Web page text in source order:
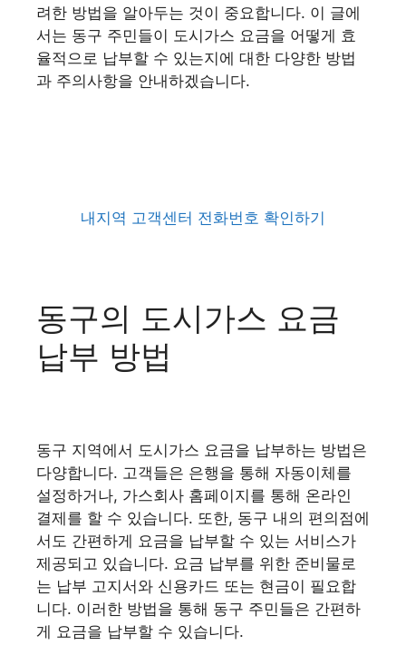
려한 방법을 알아두는 것이 중요합니다. 이 글에
서는 동구 주민들이 도시가스 요금을 어떻게 효
율적으로 납부할 수 있는지에 대한 다양한 방법
과 주의사항을 안내하겠습니다.
내지역 고객센터 전화번호 확인하기
동구의 도시가스 요금
납부 방법
동구 지역에서 도시가스 요금을 납부하는 방법은
다양합니다. 고객들은 은행을 통해 자동이체를
설정하거나, 가스회사 홈페이지를 통해 온라인
결제를 할 수 있습니다. 또한, 동구 내의 편의점에
서도 간편하게 요금을 납부할 수 있는 서비스가
제공되고 있습니다. 요금 납부를 위한 준비물로
는 납부 고지서와 신용카드 또는 현금이 필요합
니다. 이러한 방법을 통해 동구 주민들은 간편하
게 요금을 납부할 수 있습니다.